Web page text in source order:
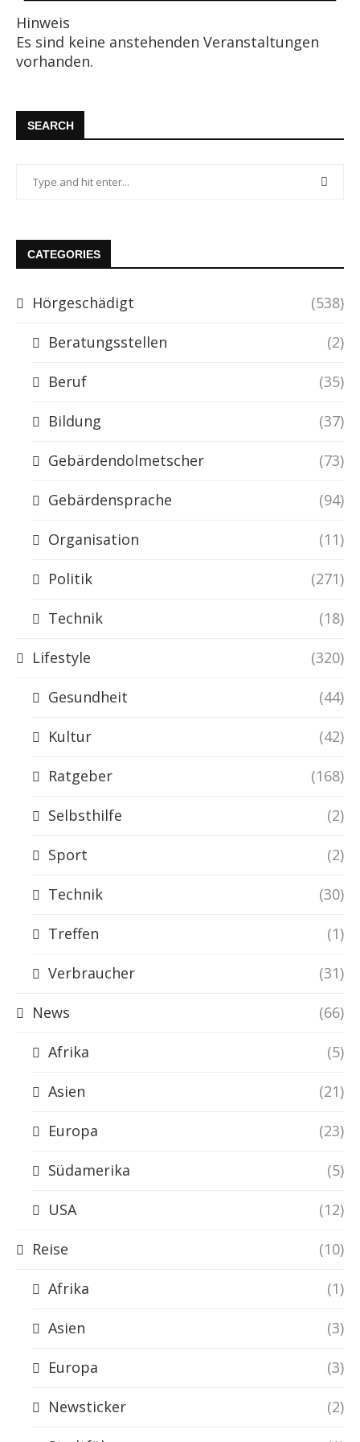
Hinweis
Es sind keine anstehenden Veranstaltungen
vorhanden.
SEARCH
CATEGORIES
Hörgeschädigt (538)
Beratungsstellen (2)
Beruf (35)
Bildung (37)
Gebärdendolmetscher (73)
Gebärdensprache (94)
Organisation (11)
Politik (271)
Technik (18)
Lifestyle (320)
Gesundheit (44)
Kultur (42)
Ratgeber (168)
Selbsthilfe (2)
Sport (2)
Technik (30)
Treffen (1)
Verbraucher (31)
News (66)
Afrika (5)
Asien (21)
Europa (23)
Südamerika (5)
USA (12)
Reise (10)
Afrika (1)
Asien (3)
Europa (3)
Newsticker (2)